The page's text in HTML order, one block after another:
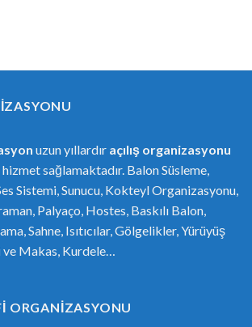
uzun yıllardır açılış organizasyonu
hizmet sağlamaktadır. Balon Süsleme,
Sistemi, Sunucu, Kokteyl Organizasyonu,
Palyaço, Hostes, Baskılı Balon,
Sahne, Isıtıcılar, Gölgelikler, Yürüyüş
ve Makas, Kurdele…
ORGANIZASYONU